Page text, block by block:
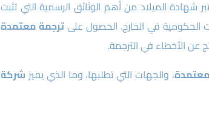
شهادة الميلاد من أهم الوثائق الرسمية التي تثبت
الحكومية في الخارج. الحصول علىترجمة معتمدة
عن الأخطاء في الترجمة.
، والجهات التي تطلبها، وما الذي يميز شركة